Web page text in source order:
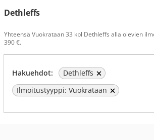
Dethleffs
Yhteensä Vuokrataan 33 kpl Dethleffs alla olevien
390 €.
Hakuehdot:
Dethleffs
Ilmoitustyyppi: Vuokrataan